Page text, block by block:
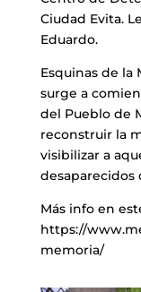
Ciudad Evita.
Eduardo.
Esquinas de la
surge a
del Pueblo de
reconstruir la
visibilizar a
Más info en
https://
memoria/